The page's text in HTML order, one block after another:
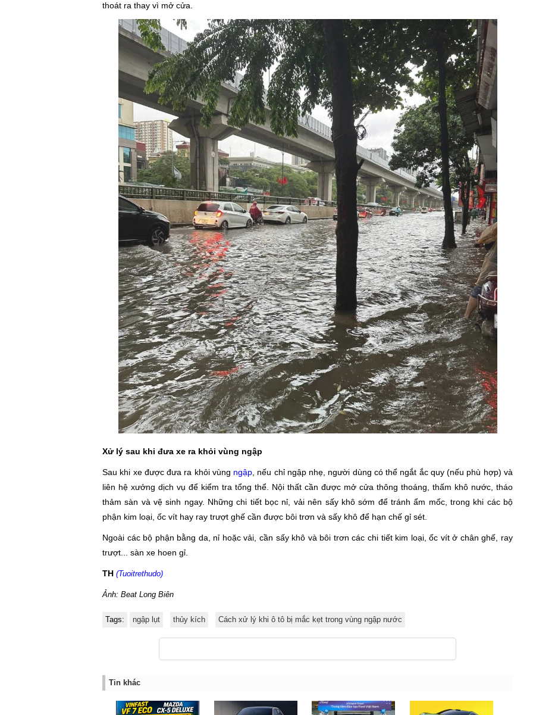
thoát ra thay vì mở cửa.
Xử lý sau khi đưa xe ra khỏi vùng ngập
Sau khi xe được đưa ra khỏi vùng ngập , nếu chỉ ngập nhẹ, người dùng có thể ngắt ắc quy (nếu phù hợp) và
liên hệ xưởng dịch vụ để kiểm tra tổng thể. Nội thất cần được mở cửa thông thoáng, thấm khô nước, tháo
thảm sàn và vệ sinh ngay. Những chi tiết bọc nỉ, vải nên sấy khô sớm để tránh ẩm mốc, trong khi các bộ
phận kim loại, ốc vít hay ray trượt ghế cần được bôi trơn và sấy khô để hạn chế gỉ sét.
Ngoài các bộ phận bằng da, nỉ hoặc vải, cần sấy khô và bôi trơn các chi tiết kim loại, ốc vít ở chân ghế, ray
trượt... sàn xe hoen gỉ.
TH (Tuoitrethudo)
Ảnh: Beat Long Biên
Tags: ngập lụt thủy kích Cách xử lý khi ô tô bị mắc kẹt trong vùng ngập nước
Tin khác